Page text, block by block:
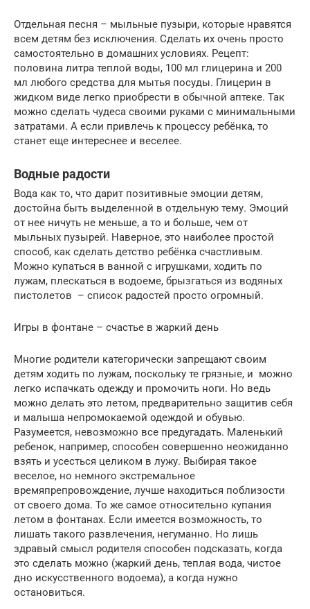
Отдельная песня – мыльные пузыри, которые нравятся
всем детям без исключения. Сделать их очень просто
самостоятельно в домашних условиях. Рецепт:
половина литра теплой воды, 100 мл глицерина и 200
мл любого средства для мытья посуды. Глицерин в
жидком виде легко приобрести в обычной аптеке. Так
можно сделать чудеса своими руками с минимальными
затратами. А если привлечь к процессу ребёнка, то
станет еще интереснее и веселее.
Водные радости
Вода как то, что дарит позитивные эмоции детям,
достойна быть выделенной в отдельную тему. Эмоций
от нее ничуть не меньше, а то и больше, чем от
мыльных пузырей. Наверное, это наиболее простой
способ, как сделать детство ребёнка счастливым.
Можно купаться в ванной с игрушками, ходить по
лужам, плескаться в водоеме, брызгаться из водяных
пистолетов – список радостей просто огромный.
Игры в фонтане – счастье в жаркий день
Многие родители категорически запрещают своим
детям ходить по лужам, поскольку те грязные, и можно
легко испачкать одежду и промочить ноги. Но ведь
можно делать это летом, предварительно защитив себя
и малыша непромокаемой одеждой и обувью.
Разумеется, невозможно все предугадать. Маленький
ребенок, например, способен совершенно неожиданно
взять и усесться целиком в лужу. Выбирая такое
веселое, но немного экстремальное
времяпрепровождение, лучше находиться поблизости
от своего дома. То же самое относительно купания
летом в фонтанах. Если имеется возможность, то
лишать такого развлечения, негуманно. Но лишь
здравый смысл родителя способен подсказать, когда
это сделать можно (жаркий день, теплая вода, чистое
дно искусственного водоема), а когда нужно
остановиться.